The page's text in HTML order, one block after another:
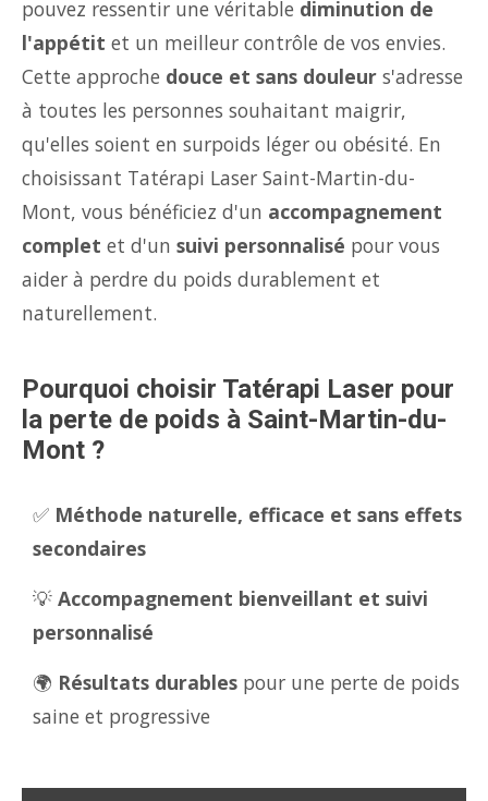
pouvez ressentir une véritable diminution de
l'appétit et un meilleur contrôle de vos envies.
Cette approche douce et sans douleur s'adresse
à toutes les personnes souhaitant maigrir,
qu'elles soient en surpoids léger ou obésité. En
choisissant Tatérapi Laser Saint-Martin-du-
Mont, vous bénéficiez d'un accompagnement
complet et d'un suivi personnalisé pour vous
aider à perdre du poids durablement et
naturellement.
Pourquoi choisir Tatérapi Laser pour
la perte de poids à Saint-Martin-du-
Mont ?
✅ Méthode naturelle, efficace et sans effets
secondaires
💡 Accompagnement bienveillant et suivi
personnalisé
🌍 Résultats durables pour une perte de poids
saine et progressive